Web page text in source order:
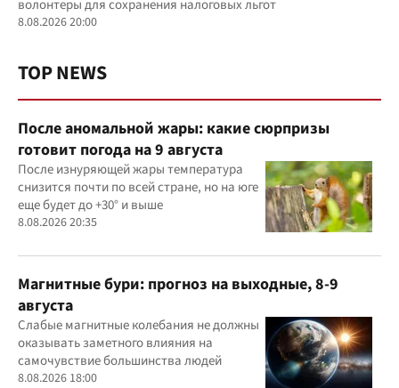
волонтеры для сохранения налоговых льгот
8.08.2026 20:00
TOP NEWS
После аномальной жары: какие сюрпризы
готовит погода на 9 августа
После изнуряющей жары температура
снизится почти по всей стране, но на юге
еще будет до +30° и выше
8.08.2026 20:35
Магнитные бури: прогноз на выходные, 8-9
августа
Слабые магнитные колебания не должны
оказывать заметного влияния на
самочувствие большинства людей
8.08.2026 18:00